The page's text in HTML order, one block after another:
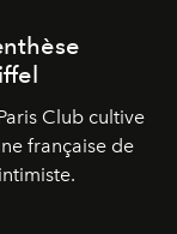
Club cultive
française de